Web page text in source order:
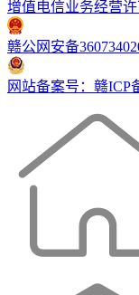
增值电信业务经营
赣公网安备
网站备案号：赣ICP